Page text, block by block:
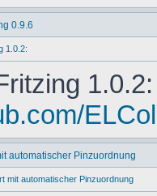
0.9.6
1.0.2:
1.0.2:
automatischer Pinzuordnung
mit automatischer Pinzuordnung